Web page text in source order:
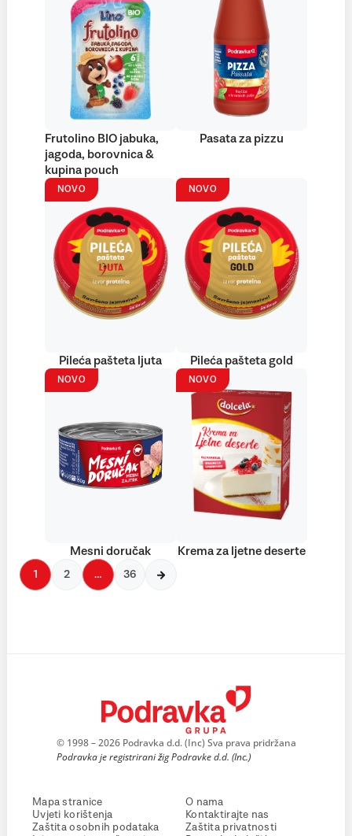
Frutolino BIO jabuka,
jagoda, borovnica &
kupina pouch
Pasata za pizzu
NOVO
Pileća pašteta ljuta
NOVO
Pileća pašteta gold
NOVO
Mesni doručak
NOVO
Krema za ljetne deserte
1 2 … 36
© 1998 – 2026 Podravka d.d. (Inc) Sva prava pridržana
Podravka je registrirani žig Podravke d.d. (Inc.)
Mapa stranice
Uvjeti korištenja
Zaštita osobnih podataka
O nama
Kontaktirajte nas
Zaštita privatnosti